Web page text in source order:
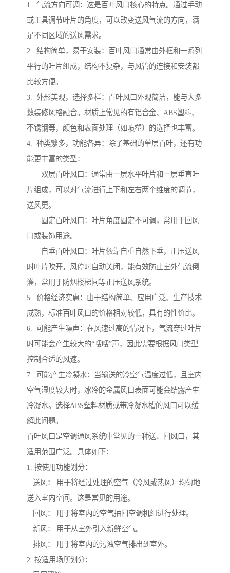
1. 气流方向可调：这是百叶风口核心的特点。通过手动
或工具调节叶片的角度，可以改变送风气流的方向，满
足不同区域的送风需求。
2. ‌结构简单，易于安装：百叶风口通常由外框和一系列
平行的叶片组成，结构不复杂，与风管的连接和安装都
比较方便。
3. ‌外形美观，选择多样：百叶风口外观简洁，能与大多
数装修风格融合。材质上常见的有铝合金、ABS塑料、
不锈钢等，颜色和表面处理（如喷塑）的选择也丰富。
4. ‌种类繁多，功能各异：除了基础的单层百叶，还有功
能更丰富的类型：
双层百叶风口：通常由一层水平叶片和一层垂直叶
片组成，可以对气流进行上下和左右两个维度的调节，
送风更。
固定百叶风口：叶片角度固定不可调，常用于回风
口或装饰用途。
自垂百叶风口：叶片依靠自重自然下垂，正压送风
时叶片吹开，风停时自动关闭，能有效防止室外气流倒
灌，常用于防烟楼梯间等正压送风系统。
5. ‌价格经济实惠：由于结构简单、应用广泛、生产技术
成熟，标准百叶风口的价格相对较低，具有的性价比。
6. ‌可能产生噪声：在风速过高的情况下，气流穿过叶片
时可能会产生较大的“嗖嗖”声，因此需要根据风口类型
控制合适的风速。
7. ‌可能产生冷凝水：当输送的冷空气温度过低，且室内
空气湿度较大时，冰冷的金属风口表面可能会结露产生
冷凝水。选择ABS塑料材质或带冷凝水槽的风口可以缓
解此问题。
百叶风口是空调通风系统中常见的一种送、回风口，其
适用范围广泛。具体如下：
1. 按使用功能划分：
送风： 用于将经过处理的空气（冷风或热风）均匀地
送入室内空间。这是常见的用途。
回风： 用于将室内的空气抽回空调机组进行处理。
新风： 用于从室外引入新鲜空气。
排风： 用于将室内的污浊空气排出到室外。
2. 按适用场所划分：